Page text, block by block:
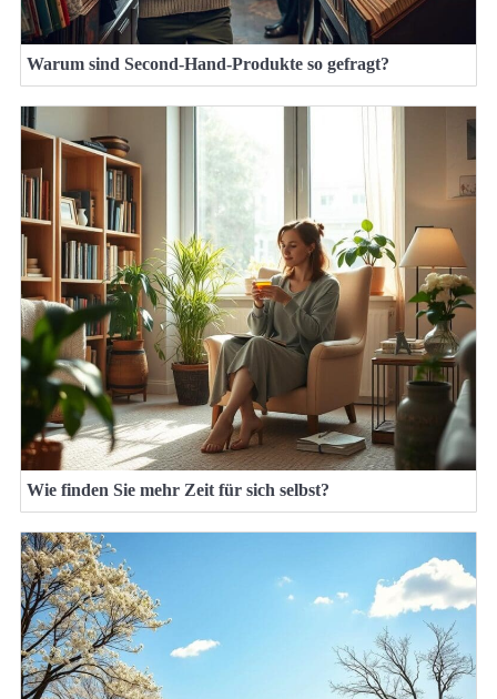
Warum sind Second-Hand-Produkte so gefragt?
Wie finden Sie mehr Zeit für sich selbst?